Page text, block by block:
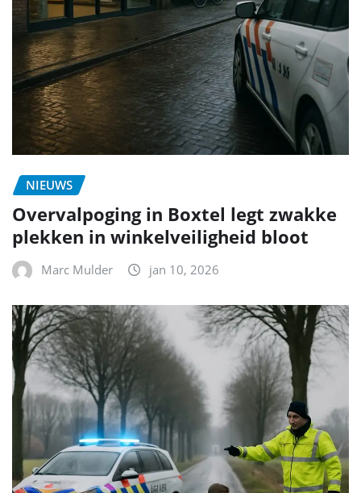
NIEUWS
Overvalpoging in Boxtel legt zwakke
plekken in winkelveiligheid bloot
Marc Mulder jan 10, 2026